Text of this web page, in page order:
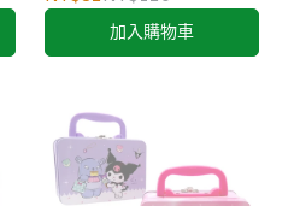
加入購物車